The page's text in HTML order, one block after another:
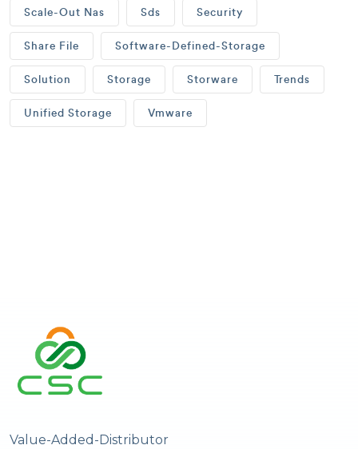
Scale-Out Nas Sds Security
Share File Software-Defined-Storage
Solution Storage Storware Trends
Unified Storage Vmware
Value-Added-Distributor